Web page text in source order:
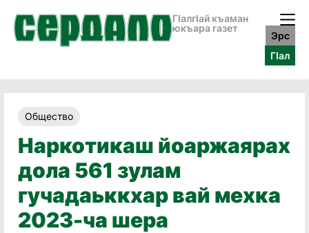
ГӀалгӀай къаман
юкъара газет
Эрс
ГӀал
Общество
Наркотикаш йоаржаярах
дола 561 зулам
гучадаьккхар вай мехка
2023-ча шера